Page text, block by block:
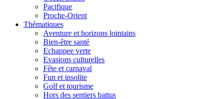
Pacifique
Proche-Orient
Thématiques
Aventure et horizons lointains
Bien-être santé
Echappee verte
Evasions culturelles
Fête et carnaval
Fun et insolite
Golf et tourisme
Hors des sentiers battus